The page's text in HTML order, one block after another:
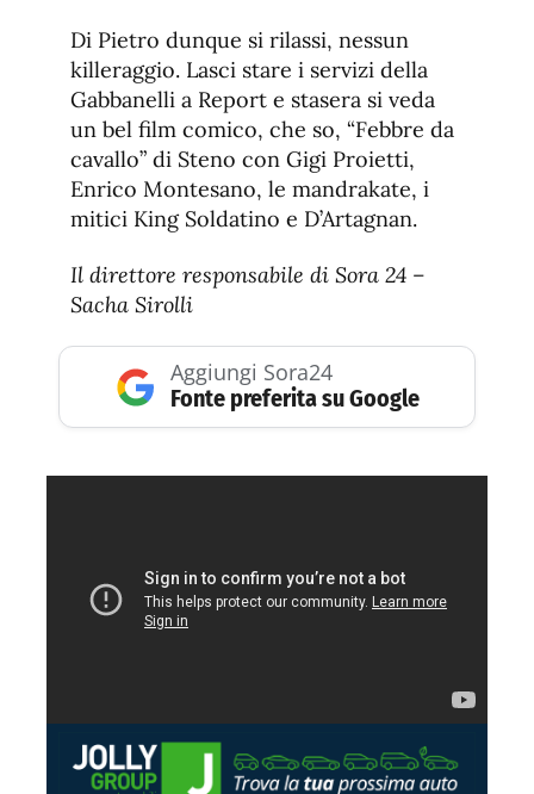
Di Pietro dunque si rilassi, nessun
killeraggio. Lasci stare i servizi della
Gabbanelli a Report e stasera si veda
un bel film comico, che so, “Febbre da
cavallo” di Steno con Gigi Proietti,
Enrico Montesano, le mandrakate, i
mitici King Soldatino e D’Artagnan.
Il direttore responsabile di Sora 24 –
Sacha Sirolli
Aggiungi Sora24
Fonte preferita su Google